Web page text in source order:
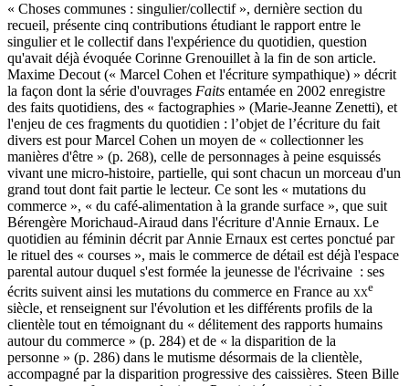
« Choses communes : singulier/collectif », dernière section du
recueil, présente cinq contributions étudiant le rapport entre le
singulier et le collectif dans l'expérience du quotidien, question
qu'avait déjà évoquée Corinne Grenouillet à la fin de son article.
Maxime Decout (« Marcel Cohen et l'écriture sympathique) » décrit
la façon dont la série d'ouvrages Faits entamée en 2002 enregistre
des faits quotidiens, des « factographies » (Marie-Jeanne Zenetti), et
l'enjeu de ces fragments du quotidien : l’objet de l’écriture du fait
divers est pour Marcel Cohen un moyen de « collectionner les
manières d'être » (p. 268), celle de personnages à peine esquissés
vivant une micro-histoire, partielle, qui sont chacun un morceau d'un
grand tout dont fait partie le lecteur. Ce sont les « mutations du
commerce », « du café-alimentation à la grande surface », que suit
Bérengère Morichaud-Airaud dans l'écriture d'Annie Ernaux. Le
quotidien au féminin décrit par Annie Ernaux est certes ponctué par
le rituel des « courses », mais le commerce de détail est déjà l'espace
parental autour duquel s'est formée la jeunesse de l'écrivaine : ses
écrits suivent ainsi les mutations du commerce en France au xxe
siècle, et renseignent sur l'évolution et les différents profils de la
clientèle tout en témoignant du « délitement des rapports humains
autour du commerce » (p. 284) et de « la disparition de la
personne » (p. 286) dans le mutisme désormais de la clientèle,
accompagné par la disparition progressive des caissières. Steen Bille